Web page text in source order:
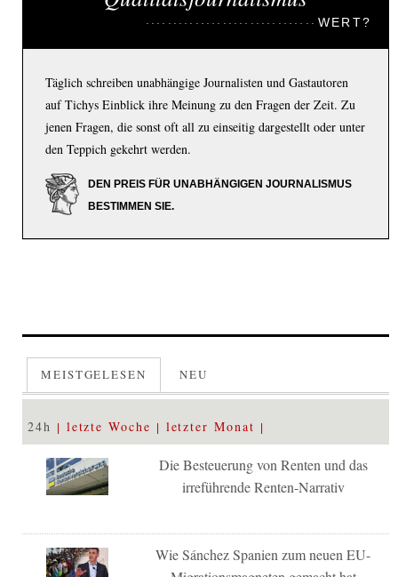
WERT?
Täglich schreiben unabhängige Journalisten und Gastautoren
auf Tichys Einblick ihre Meinung zu den Fragen der Zeit. Zu
jenen Fragen, die sonst oft all zu einseitig dargestellt oder unter
den Teppich gekehrt werden.
DEN PREIS FÜR UNABHÄNGIGEN JOURNALISMUS
BESTIMMEN SIE.
MEISTGELESEN NEU
24h letzte Woche letzter Monat
Die Besteuerung von Renten und das
irreführende Renten-Narrativ
Wie Sánchez Spanien zum neuen EU-